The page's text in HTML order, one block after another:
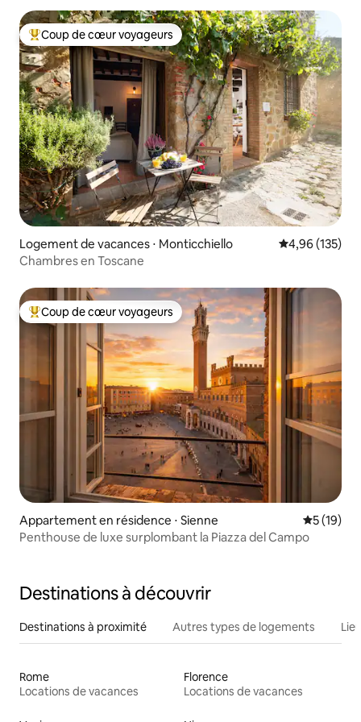
Coups de cœur voyageurs les plus appréciés
Coup de cœur voyageurs
Logement de vacances ⋅ Monticchiello Évaluation
4,96 (135)
Chambres en Toscane
Coups de cœur voyageurs les plus appréciés
Coup de cœur voyageurs
Appartement en résidence ⋅ Sienne
5 (19)
Penthouse de luxe surplombant la Piazza del Campo
Destinations à découvrir
Destinations à proximité Autres types de logements
Rome
Locations de vacances
Florence
Locations de vacances